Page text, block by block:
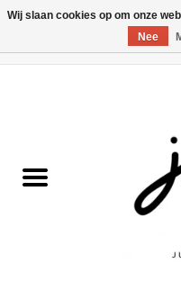
Kledij jongens
Wij slaan cookies op om onze
Nee